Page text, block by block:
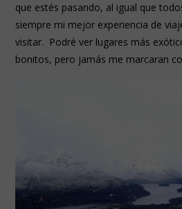
que estés pasando, al igual que
siempre mi mejor experiencia de
visitar. Podré ver lugares más
bonitos, pero jamás me marcaran